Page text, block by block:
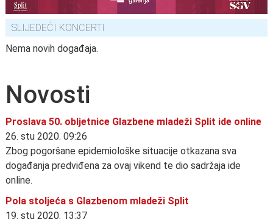
SLIJEDEĆI KONCERTI
Nema novih događaja.
Novosti
Proslava 50. obljetnice Glazbene mladeži Split ide online
26. stu 2020. 09:26
Zbog pogoršane epidemiološke situacije otkazana sva
događanja predviđena za ovaj vikend te dio sadržaja ide
online.
Pola stoljeća s Glazbenom mladeži Split
19. stu 2020. 13:37